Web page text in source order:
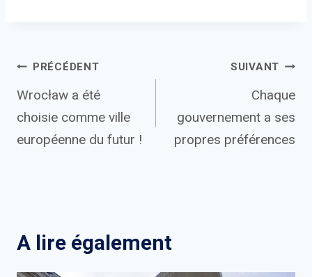
Navigation
de
l’article
PRÉCÉDENT
Wrocław a été
choisie comme ville
européenne du futur !
SUIVANT
Chaque
gouvernement a ses
propres préférences
A lire également